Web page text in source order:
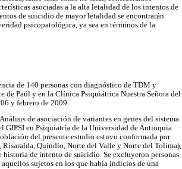
asociadas a la alta letalidad de los intentos de
de suicidio de mayor letalidad se encontrarán
psicopatológica, ya sea en términos de la
de 140 personas con diagnóstico de TDM y
Paúl y en la Clínica Psiquiátrica Nuestra Señora del
y febrero de 2009.
de asociación de variantes en genes del sistema
GIPSI en Psiquiatría de la Universidad de Antioquia
del presente estudio estuvo conformada por
Risaralda, Quindío, Norte del Valle y Norte del Tolima),
de intento de suicidio. Se excluyeron personas
sujetos en los que había indicios de una